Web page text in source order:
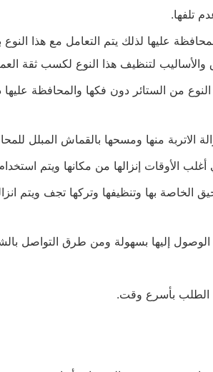
تلفها.
عليها لذلك يتم التعامل مع هذا
لتنظيف هذا النوع لكسب ثقة
من الستائر دون فكها والمحافظة
الاتربة منها ومسحها بالقماش المبلل
الأوقات إنزالها من مكانها ويتم استخدام
الخاصة بها وتنظيفها وتركها تجف ويتم
إليها بسهولة ومن طرق التواصل
الطلب بأسرع وقت.